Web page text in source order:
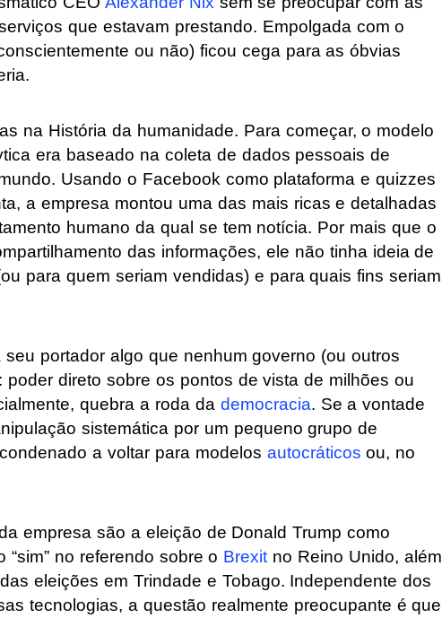
que estavam prestando. Empolgada com o
ou não) ficou cega para as óbvias
na História da humanidade. Para começar, o modelo
era baseado na coleta de dados pessoais de
Usando o Facebook como plataforma e quizzes
a empresa montou uma das mais ricas e detalhadas
humano da qual se tem notícia. Por mais que o
das informações, ele não tinha ideia de
para quem seriam vendidas) e para quais fins seriam
portador algo que nenhum governo (ou outros
direto sobre os pontos de vista de milhões ou
quebra a roda da democracia. Se a vontade
sistemática por um pequeno grupo de
a voltar para modelos autocráticos ou, no
empresa são a eleição de Donald Trump como
no referendo sobre o Brexit no Reino Unido, além
eleições em Trindade e Tobago. Independente dos
tecnologias, a questão realmente preocupante é que